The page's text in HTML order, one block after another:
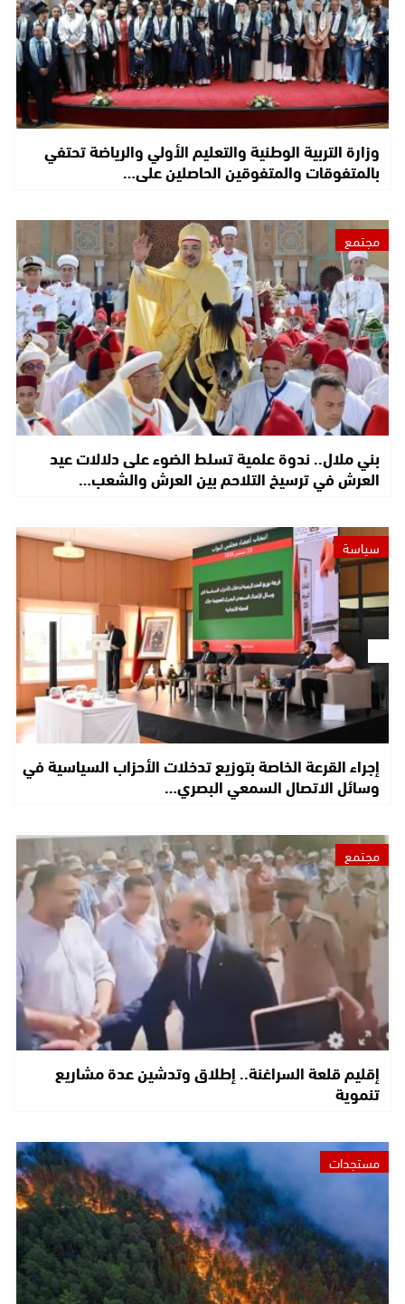
وزارة التربية الوطنية والتعليم الأولي والرياضة تحتفي
بالمتفوقات والمتفوقين الحاصلين على…
مجتمع
بني ملال.. ندوة علمية تسلط الضوء على دلالات عيد
العرش في ترسيخ التلاحم بين العرش والشعب…
سياسة
إجراء القرعة الخاصة بتوزيع تدخلات الأحزاب السياسية في
وسائل الاتصال السمعي البصري…
مجتمع
إقليم قلعة السراغنة.. إطلاق وتدشين عدة مشاريع
تنموية
مستجدات